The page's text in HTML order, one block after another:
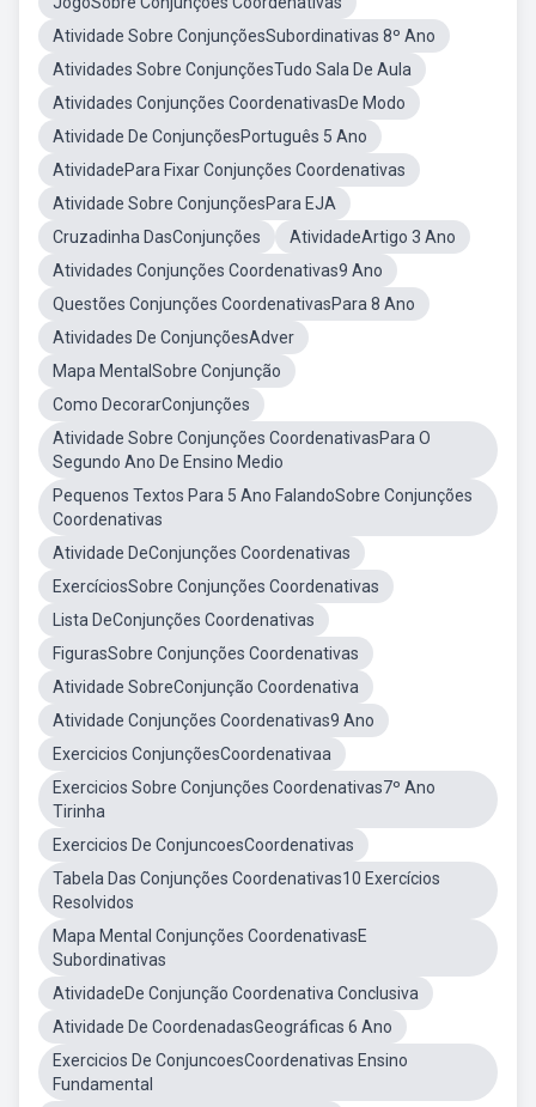
Atividade Sobre ConjunçõesSubordinativas 8º Ano
Atividades Sobre ConjunçõesTudo Sala De Aula
Atividades Conjunções CoordenativasDe Modo
Atividade De ConjunçõesPortuguês 5 Ano
AtividadePara Fixar Conjunções Coordenativas
Atividade Sobre ConjunçõesPara EJA
Cruzadinha DasConjunções
AtividadeArtigo 3 Ano
Atividades Conjunções Coordenativas9 Ano
Questões Conjunções CoordenativasPara 8 Ano
Atividades De ConjunçõesAdver
Mapa MentalSobre Conjunção
Como DecorarConjunções
Atividade Sobre Conjunções CoordenativasPara O
Segundo Ano De Ensino Medio
Pequenos Textos Para 5 Ano FalandoSobre Conjunções
Coordenativas
Atividade DeConjunções Coordenativas
ExercíciosSobre Conjunções Coordenativas
Lista DeConjunções Coordenativas
FigurasSobre Conjunções Coordenativas
Atividade SobreConjunção Coordenativa
Atividade Conjunções Coordenativas9 Ano
Exercicios ConjunçõesCoordenativaa
Exercicios Sobre Conjunções Coordenativas7º Ano
Tirinha
Exercicios De ConjuncoesCoordenativas
Tabela Das Conjunções Coordenativas10 Exercícios
Resolvidos
Mapa Mental Conjunções CoordenativasE
Subordinativas
AtividadeDe Conjunção Coordenativa Conclusiva
Atividade De CoordenadasGeográficas 6 Ano
Exercicios De ConjuncoesCoordenativas Ensino
Fundamental